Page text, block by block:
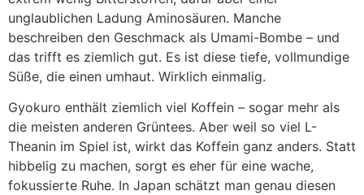
unglaublichen Ladung Aminosäuren. Manche
beschreiben den Geschmack als Umami-Bombe – und
das trifft es ziemlich gut. Es ist diese tiefe, vollmundige
Süße, die einen umhaut. Wirklich einmalig.
Gyokuro enthält ziemlich viel Koffein – sogar mehr als
die meisten anderen Grüntees. Aber weil so viel L-
Theanin im Spiel ist, wirkt das Koffein ganz anders. Statt
hibbelig zu machen, sorgt es eher für eine wache,
fokussierte Ruhe. In Japan schätzt man genau diesen